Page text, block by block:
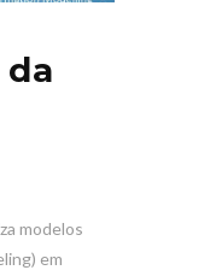
modelos
em